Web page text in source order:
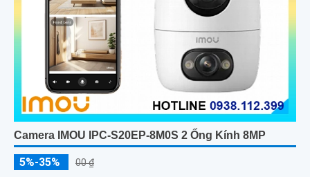
Camera IMOU IPC-S20EP-8M0S 2 Ống Kính 8MP
5%-35% 00 ₫